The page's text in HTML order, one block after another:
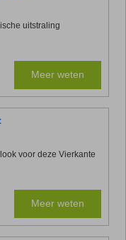
uitstraling
Meer weten
voor deze Vierkante
Meer weten